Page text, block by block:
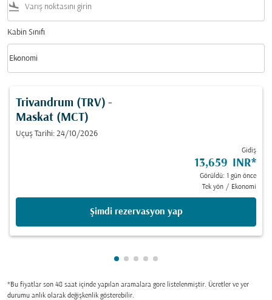
flight_land
Kabin Sınıfı
Kabin Sınıfı option Ekonomi Selected
Ekonomi
keyboard_arrow_down
Trivandrum (TRV) -
Maskat (MCT)
Uçuş Tarihi: 24/10/2026
Gidiş
13,659 INR*
Görüldü: 1 gün önce
Tek yön / Ekonomi
Şimdi rezervasyon yap
gösteriliyor cmp-pagination-
gösteriliyor cmp-pagination-
gösteriliyor cmp-pagination-
gösteriliyor cmp-
gösteriliyor cmp-
*Bu fiyatlar son 48 saat içinde yapılan aramalara gore listelenmiştir. Ücretler ve yer
durumu anlık olarak değişkenlik gösterebilir.